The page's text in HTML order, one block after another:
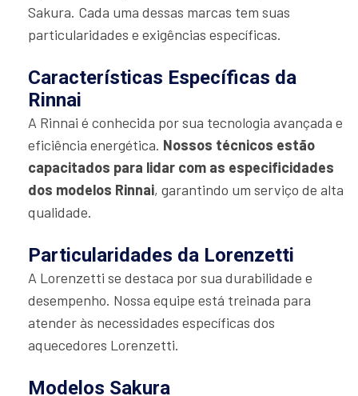
Sakura. Cada uma dessas marcas tem suas
particularidades e exigências específicas.
Características Específicas da
Rinnai
A Rinnai é conhecida por sua tecnologia avançada e
eficiência energética. Nossos técnicos estão
capacitados para lidar com as especificidades
dos modelos Rinnai, garantindo um serviço de alta
qualidade.
Particularidades da Lorenzetti
A Lorenzetti se destaca por sua durabilidade e
desempenho. Nossa equipe está treinada para
atender às necessidades específicas dos
aquecedores Lorenzetti.
Modelos Sakura